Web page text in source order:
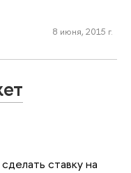
8 июня, 2015 г.
ставку на